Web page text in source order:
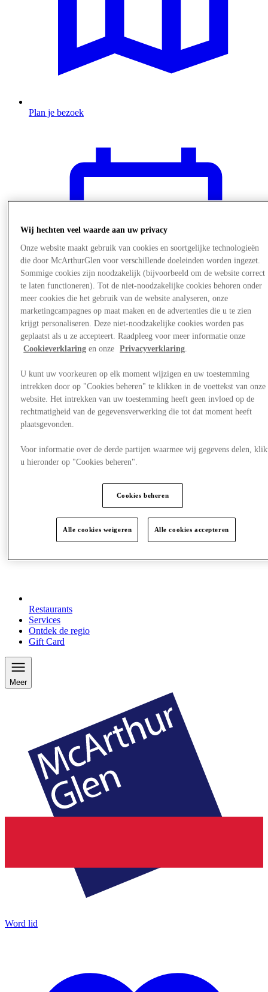
Plan je bezoek
Restaurants
Services
Ontdek de regio
Gift Card
Meer
Word lid
Wij hechten veel waarde aan uw privacy
Onze website maakt gebruik van cookies en soortgelijke technologieën
die door McArthurGlen voor verschillende doeleinden worden ingezet.
Sommige cookies zijn noodzakelijk (bijvoorbeeld om de website correct
te laten functioneren). Tot de niet-noodzakelijke cookies behoren onder
meer cookies die het gebruik van de website analyseren, onze
marketingcampagnes op maat maken en de advertenties die u te zien
krijgt personaliseren. Deze niet-noodzakelijke cookies worden pas
geplaatst als u ze accepteert. Raadpleeg voor meer informatie onze
Cookieverklaring en onze Privacyverklaring.
U kunt uw voorkeuren op elk moment wijzigen en uw toestemming
intrekken door op "Cookies beheren" te klikken in de voettekst van onze
website. Het intrekken van uw toestemming heeft geen invloed op de
rechtmatigheid van de gegevensverwerking die tot dat moment heeft
plaatsgevonden.
Voor informatie over de derde partijen waarmee wij gegevens delen,
u hieronder op "Cookies beheren".
Cookies beheren
Alle cookies weigeren Alle cookies accepteren